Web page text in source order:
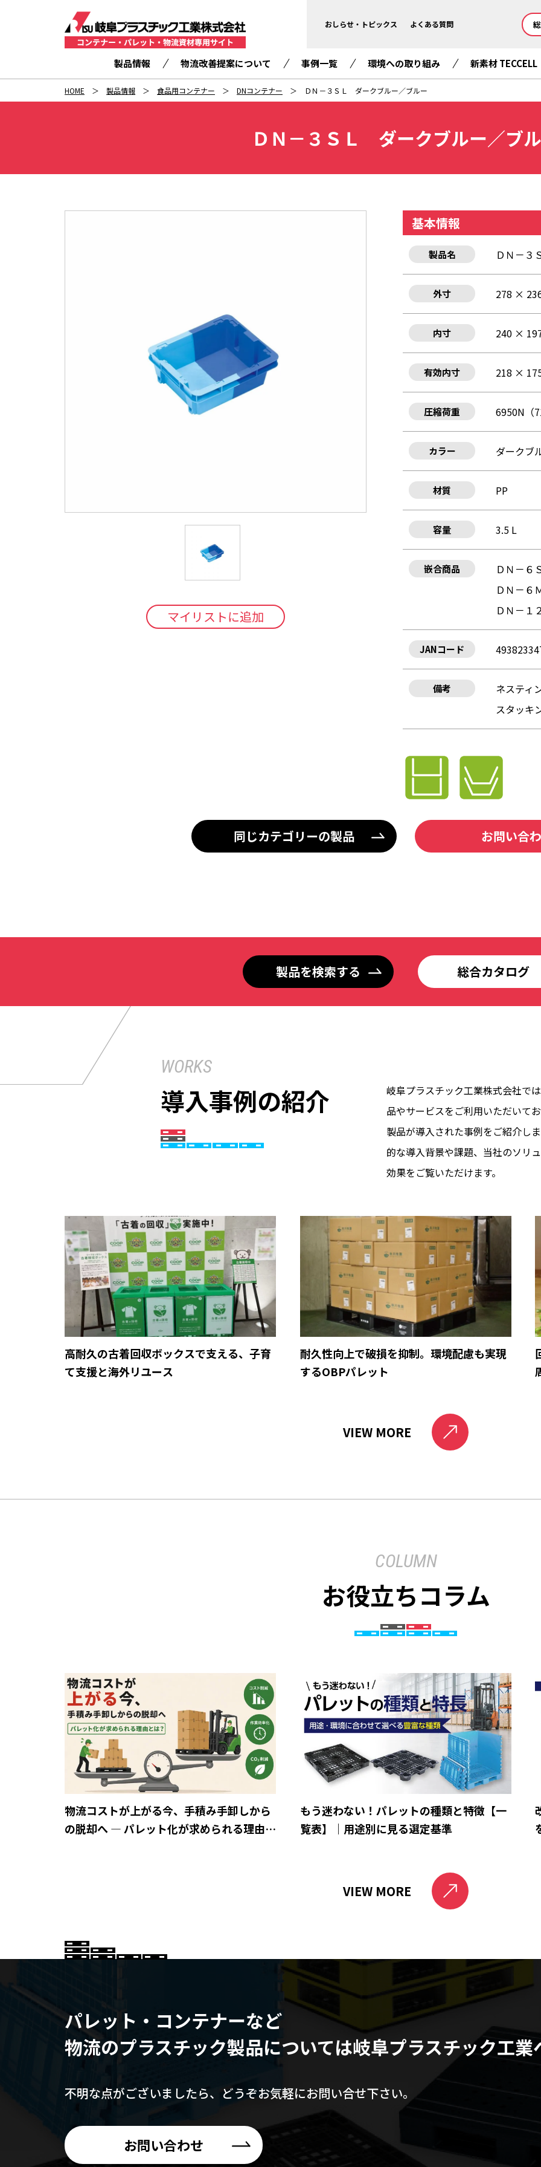
おしらせ・トピックス よくある質問
製品情報 物流改善提案について 事例一覧 環境への取り組み 新素材 TECCELL
HOME 製品情報 食品用コンテナー DNコンテナー ＤＮ－３ＳＬ ダークブルー／ブルー
ＤＮ－３ＳＬ ダークブルー／ブ
マイリストに追加
基本情報
製品名 ＤＮ－３
外寸 278 ×
内寸 240 ×
有効内寸 218 ×
圧縮荷重 6950N（
カラー ダークブ
材質 PP
容量 3.5 L
嵌合商品
ＤＮ－６
ＤＮ－６
ＤＮ－１
JANコード
備考
ネスティ
スタッキ
同じカテゴリーの製品 お問い合
製品を検索する 総合カタログ
WORKS
導入事例の紹介
岐阜プラスチック工業株式会社で
品やサービスをご利用いただいて
製品が導入された事例をご紹介し
的な導入背景や課題、当社のソリ
効果をご覧いただけます。
高耐久の古着回収ボックスで支える、子育
て支援と海外リユース
耐久性向上で破損を抑制。環境配慮も実現
するOBPパレット
VIEW MORE
COLUMN
お役立ちコラム
物流コストが上がる今、手積み手卸しから
の脱却へ ― パレット化が求められる理由と
もう迷わない！パレットの種類と特徴【一
覧表】｜用途別に見る選定基準
VIEW MORE
パレット・コンテナーなど
物流のプラスチック製品については岐阜プラスチック工業
不明な点がございましたら、 どうぞお気軽にお問い合せ下さい。
お問い合わせ